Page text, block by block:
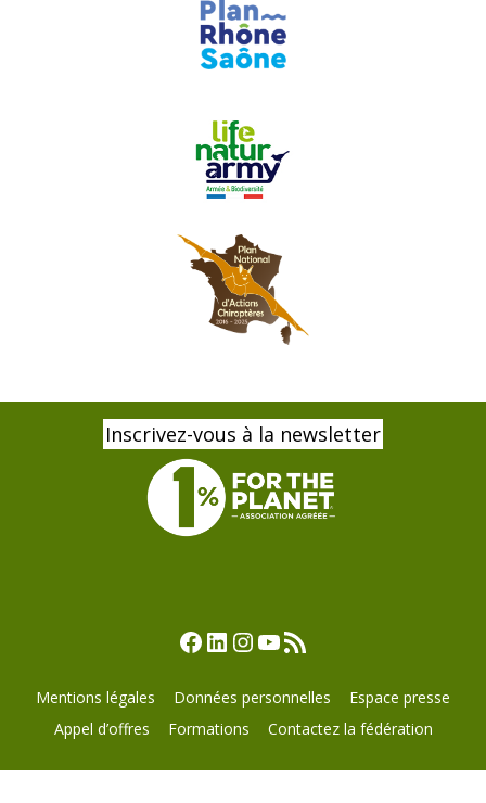
Inscrivez-vous à la newsletter
Facebook
LinkedIn
Instagram
YouTube
Flux RSS
Mentions légales Données personnelles
Espace presse
Appel d’offres
Formations Contactez la fédération